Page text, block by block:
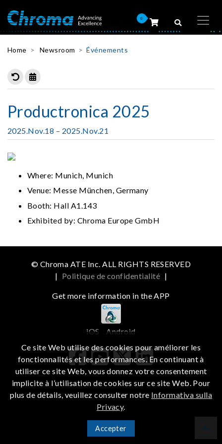
0
Home Newsroom Événements
Productronica 2025
2025.Nov.18 – 2025.Nov.21
Where: Munich, Munich
Venue: Messe München, Germany
Booth: Hall A1.143
Exhibited by: Chroma Europe GmbH
© Chroma ATE Inc. ALL RIGHTS RESERVED
| Politique de confidentialité |
Get more information in the APP
iOS
Android
Ce site Web utilise des cookies pour améliorer les
fonctionnalités et les performances. En continuant à
utiliser ce site Web, vous donnez votre consentement
implicite à l’utilisation de cookies sur ce site Web. Pour
plus de détails, veuillez consulter notre Informativa sulla
Privacy.
Accepter